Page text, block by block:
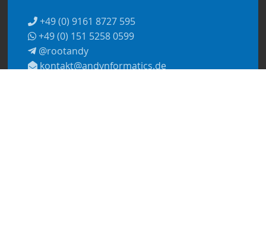
+49 (0) 9161 8727 595
+49 (0) 151 5258 0599
@rootandy
kontakt@andynformatics.de